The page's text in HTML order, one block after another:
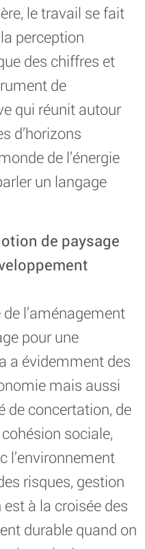
le travail se fait
perception
des chiffres et
de
qui réunit autour
d’horizons
de l’énergie
un langage
de paysage
l’aménagement
pour une
a évidemment des
mais aussi
de concertation, de
sociale,
l’environnement
risques, gestion
à la croisée des
durable quand on